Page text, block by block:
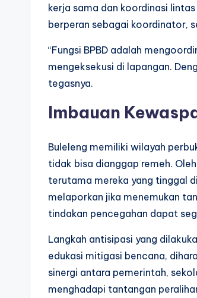
kerja sama dan koordinasi
berperan sebagai koordinator,
“Fungsi BPBD adalah
mengeksekusi di lapangan.
tegasnya.
Imbauan
Buleleng memiliki wilayah
tidak bisa dianggap remeh.
terutama mereka yang tinggal
melaporkan jika menemukan
tindakan pencegahan dapat
Langkah antisipasi yang
edukasi mitigasi bencana,
sinergi antara pemerintah,
menghadapi tantangan